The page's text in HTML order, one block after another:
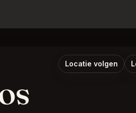
Locatie volgen